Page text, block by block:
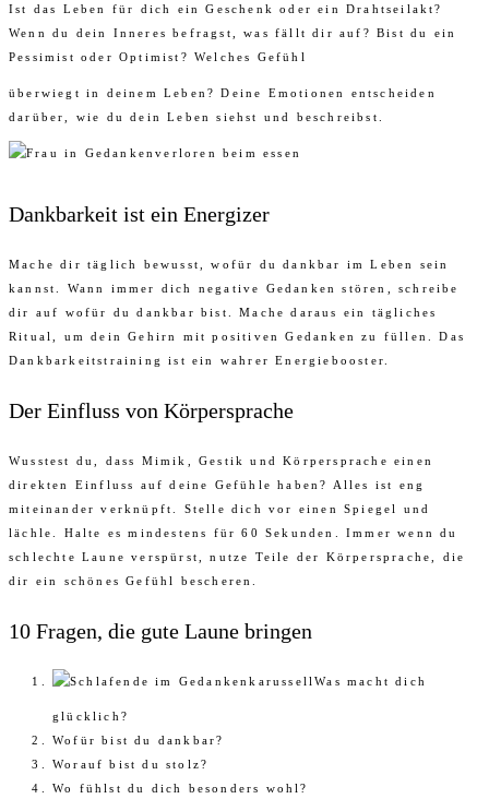
Ist das Leben für dich ein Geschenk oder ein Drahtseilakt?
Wenn du dein Inneres befragst, was fällt dir auf? Bist du ein
Pessimist oder Optimist? Welches Gefühl
überwiegt in deinem Leben? Deine Emotionen entscheiden
darüber, wie du dein Leben siehst und beschreibst.
Dankbarkeit ist ein Energizer
Mache dir täglich bewusst, wofür du dankbar im Leben sein
kannst. Wann immer dich negative Gedanken stören, schreibe
dir auf wofür du dankbar bist. Mache daraus ein tägliches
Ritual, um dein Gehirn mit positiven Gedanken zu füllen. Das
Dankbarkeitstraining ist ein wahrer Energiebooster.
Der Einfluss von Körpersprache
Wusstest du, dass Mimik, Gestik und Körpersprache einen
direkten Einfluss auf deine Gefühle haben? Alles ist eng
miteinander verknüpft. Stelle dich vor einen Spiegel und
lächle. Halte es mindestens für 60 Sekunden. Immer wenn du
schlechte Laune verspürst, nutze Teile der Körpersprache, die
dir ein schönes Gefühl bescheren.
10 Fragen, die gute Laune bringen
Was macht dich
glücklich?
Wofür bist du dankbar?
Worauf bist du stolz?
Wo fühlst du dich besonders wohl?